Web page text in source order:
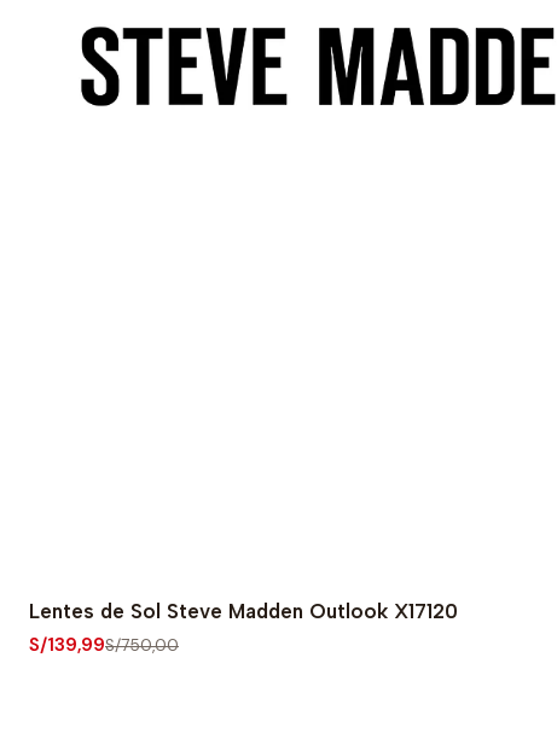
-81% OFF
Lentes de Sol Steve Madden Outlook X17120
S/139,99S/750,00